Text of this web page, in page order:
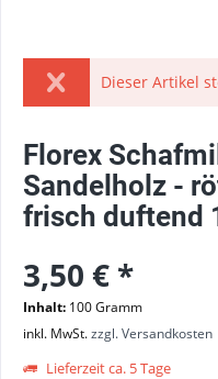
Dieser Artikel
Florex
Sandelholz -
frisch duftend
3,50 € *
Inhalt: 100 Gramm
inkl. MwSt.zzgl. Versandkosten
Lieferzeit ca. 5 Tage